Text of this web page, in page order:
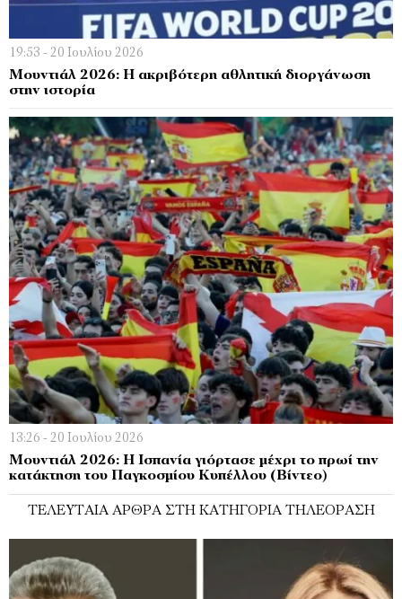
19:53 - 20 Ιουλίου 2026
Μουντιάλ 2026: Η ακριβότερη αθλητική διοργάνωση
στην ιστορία
13:26 - 20 Ιουλίου 2026
Μουντιάλ 2026: Η Ισπανία γιόρτασε μέχρι το πρωί την
κατάκτηση του Παγκοσμίου Κυπέλλου (Βίντεο)
ΤΕΛΕΥΤΑΊΑ ΆΡΘΡΑ ΣΤΗ ΚΑΤΗΓΟΡΊΑ ΤΗΛΕΌΡΑΣΗ